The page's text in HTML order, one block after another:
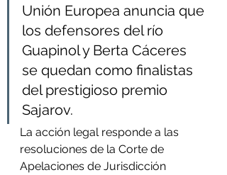
Unión Europea anuncia que
los defensores del río
Guapinol y Berta Cáceres
se quedan como finalistas
del prestigioso premio
Sajarov.
La acción legal responde a las
resoluciones de la Corte de
Apelaciones de Jurisdicción